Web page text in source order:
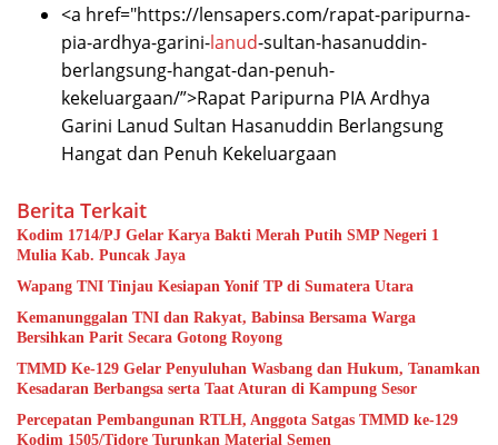
<a href="https://lensapers.com/rapat-paripurna-
pia-ardhya-garini-lanud-sultan-hasanuddin-
berlangsung-hangat-dan-penuh-
kekeluargaan/”>Rapat Paripurna PIA Ardhya
Garini Lanud Sultan Hasanuddin Berlangsung
Hangat dan Penuh Kekeluargaan
Berita Terkait
Kodim 1714/PJ Gelar Karya Bakti Merah Putih SMP Negeri 1
Mulia Kab. Puncak Jaya
Wapang TNI Tinjau Kesiapan Yonif TP di Sumatera Utara
Kemanunggalan TNI dan Rakyat, Babinsa Bersama Warga
Bersihkan Parit Secara Gotong Royong
TMMD Ke-129 Gelar Penyuluhan Wasbang dan Hukum, Tanamkan
Kesadaran Berbangsa serta Taat Aturan di Kampung Sesor
Percepatan Pembangunan RTLH, Anggota Satgas TMMD ke-129
Kodim 1505/Tidore Turunkan Material Semen